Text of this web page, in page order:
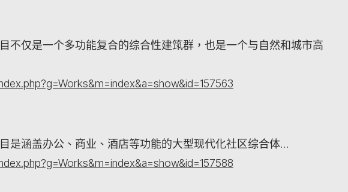
不仅是一个多功能复合的综合性建筑群，也是一个与自然和城市高
是涵盖办公、商业、酒店等功能的大型现代化社区综合体…